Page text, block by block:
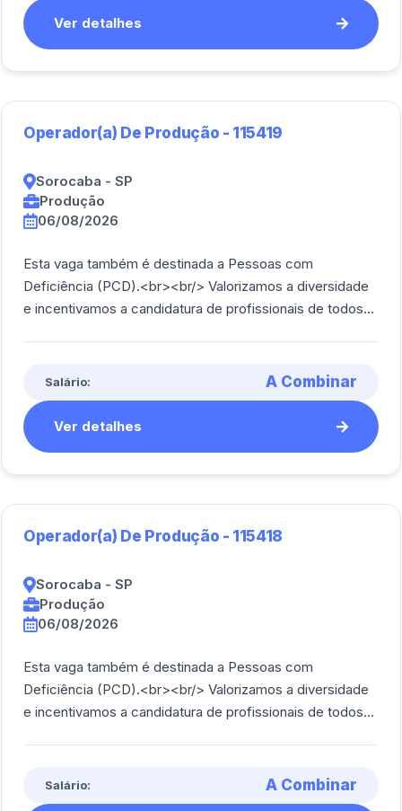
Ver detalhes
Operador(a) De Produção - 115419
Sorocaba - SP
Produção
06/08/2026
Esta vaga também é destinada a Pessoas com
Deficiência (PCD).<br><br/> Valorizamos a diversidade
e incentivamos a candidatura de profissionais de todos
Salário: A Combinar
Ver detalhes
Operador(a) De Produção - 115418
Sorocaba - SP
Produção
06/08/2026
Esta vaga também é destinada a Pessoas com
Deficiência (PCD).<br><br/> Valorizamos a diversidade
e incentivamos a candidatura de profissionais de todos
Salário: A Combinar